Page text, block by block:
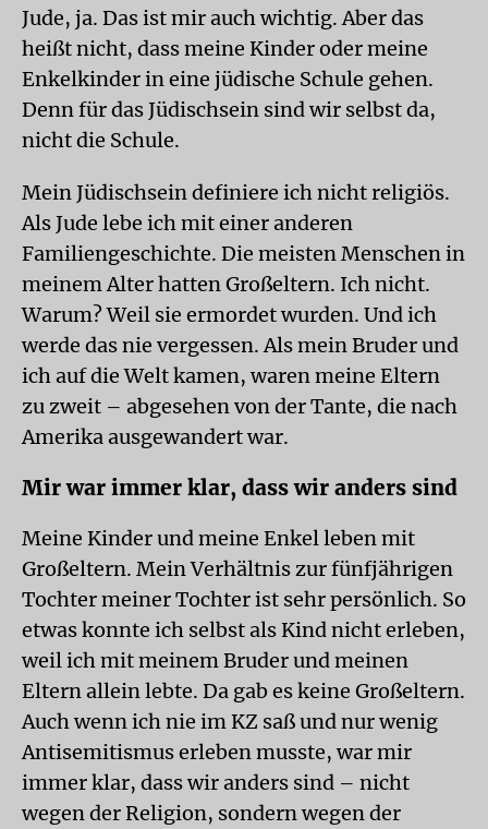
Jude, ja. Das ist mir auch wichtig. Aber das
heißt nicht, dass meine Kinder oder meine
Enkelkinder in eine jüdische Schule gehen.
Denn für das Jüdischsein sind wir selbst da,
nicht die Schule.
Mein Jüdischsein definiere ich nicht religiös.
Als Jude lebe ich mit einer anderen
Familiengeschichte. Die meisten Menschen in
meinem Alter hatten Großeltern. Ich nicht.
Warum? Weil sie ermordet wurden. Und ich
werde das nie vergessen. Als mein Bruder und
ich auf die Welt kamen, waren meine Eltern
zu zweit – abgesehen von der Tante, die nach
Amerika ausgewandert war.
Mir war immer klar, dass wir anders sind
Meine Kinder und meine Enkel leben mit
Großeltern. Mein Verhältnis zur fünfjährigen
Tochter meiner Tochter ist sehr persönlich. So
etwas konnte ich selbst als Kind nicht erleben,
weil ich mit meinem Bruder und meinen
Eltern allein lebte. Da gab es keine Großeltern.
Auch wenn ich nie im KZ saß und nur wenig
Antisemitismus erleben musste, war mir
immer klar, dass wir anders sind – nicht
wegen der Religion, sondern wegen der